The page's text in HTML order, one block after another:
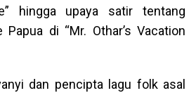
hingga upaya satir tentang
di “Mr. Othar’s Vacation
dan pencipta lagu folk asal